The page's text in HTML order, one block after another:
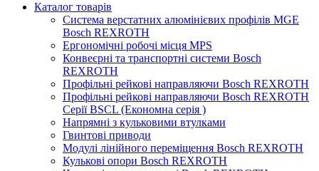
Каталог товарів
Система верстатних алюмінієвих профілів MGE
Bosch REXROTH
Ергономічні робочі місця MPS
Конвеєрні та транспортні системи Bosch
REXROTH
Профільні рейкові направляючи Bosch REXROTH
Профільні рейкові направляючи Bosch REXROTH
Серії BSCL (Економна серія )
Напрямні з кульковими втулками
Гвинтові приводи
Модулі лінійного переміщення Bosch REXROTH
Кулькові опори Bosch REXROTH